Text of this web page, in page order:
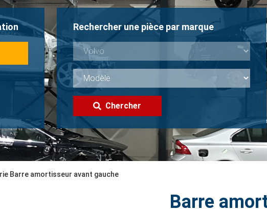
Rechercher une pièce par marque
Chercher
Barre amortisseur avant gauche
Barre